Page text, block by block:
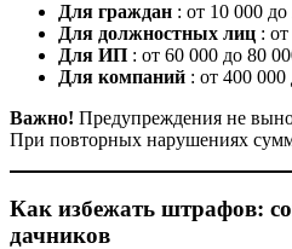
Для граждан : от 10 000
Для должностных лиц :
Для ИП : от 60 000 до 80
Для компаний : от 400
Важно! Предупреждения не
При повторных нарушениях
Как избежать штрафов:
дачников